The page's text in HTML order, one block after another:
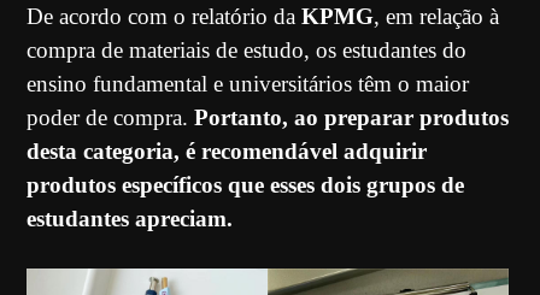
De acordo com o relatório daKPMG, em relação à
compra de materiais de estudo, os estudantes do
ensino fundamental e universitários têm o maior
poder de compra.Portanto, ao preparar produtos
desta categoria, é recomendável adquirir
produtos específicos que esses dois grupos de
estudantes apreciam.